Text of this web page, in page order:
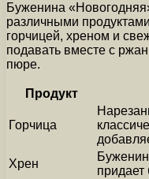
Буженина
различными
горчицей, хреном и
подавать вместе с
пюре.
Продукт
Горчица
Хрен
придает